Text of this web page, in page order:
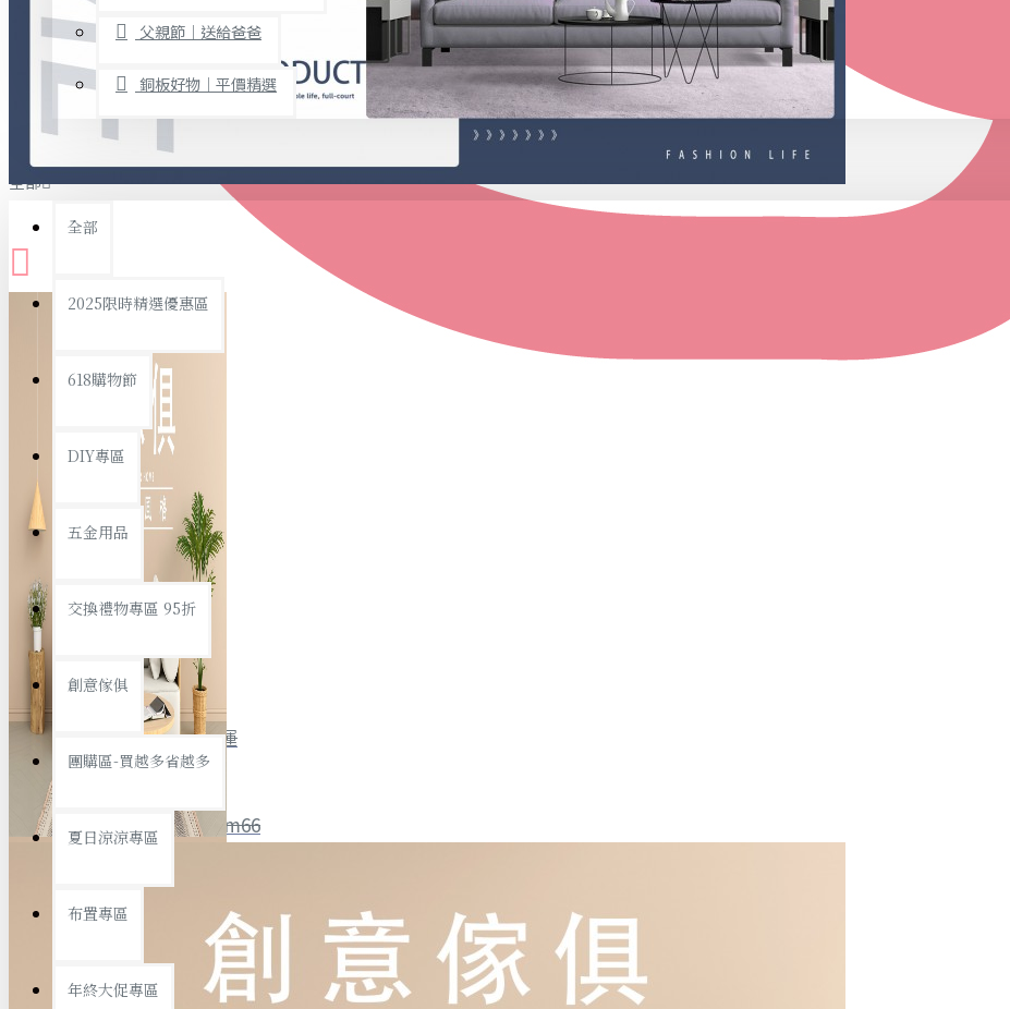
全館限時滿799免運
聯絡我們 ID : @ym66
優惠活動 最新活動
事務用品
文具收納
書寫用品
衛浴用品
個人衛浴用品
浴室置物/收納
旅行收納
汽機車用品
查看更多
其他
免打孔收納專區
父親節｜送給爸爸
銅板好物｜平價精選
全部
全部
2025限時精選優惠區
618購物節
DIY專區
五金用品
交換禮物專區 95折
創意傢俱
團購區-買越多省越多
夏日涼涼專區
布置專區
年終大促專區